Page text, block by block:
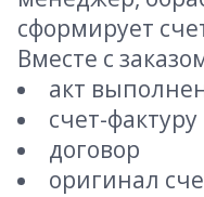
сформирует
Вместе с
акт
счет-фактуру
договор
оригинал